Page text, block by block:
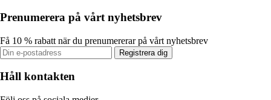
Prenumerera på vårt nyhetsbrev
Få 10 % rabatt när du prenumererar på vårt nyhetsbrev
Registrera dig
Håll kontakten